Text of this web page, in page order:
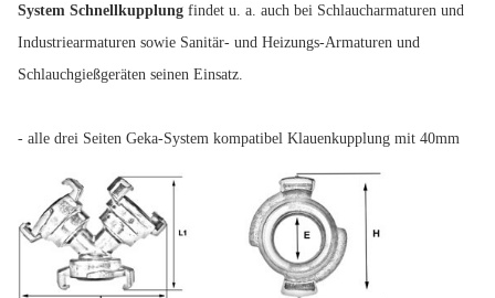
System Schnellkupplung findet u. a. auch bei Schlaucharmaturen und
Industriearmaturen sowie Sanitär- und Heizungs-Armaturen und
Schlauchgießgeräten seinen Einsatz.
- alle drei Seiten Geka-System kompatibel Klauenkupplung mit 40mm